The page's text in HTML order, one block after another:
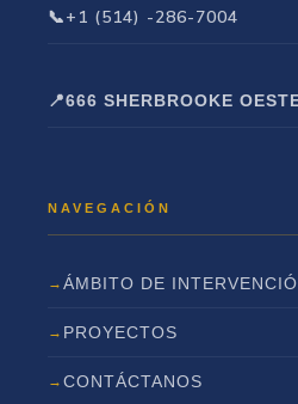
+1 (514) -286-7004
666 SHERBROOKE
ÁMBITO DE
PROYECTOS
CONTÁCTANOS